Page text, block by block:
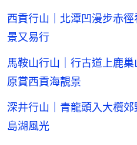
西貢行山｜北潭凹漫步赤
景又易行
馬鞍山行山｜行古道上鹿
原賞西貢海靚景
深井行山｜青龍頭入大欖
島湖風光